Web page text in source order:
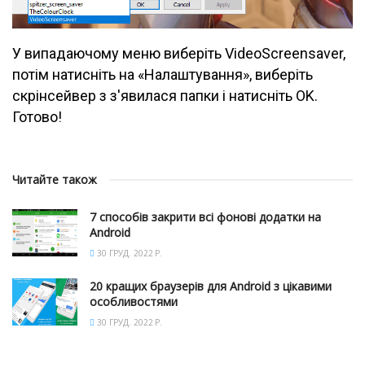
У випадаючому меню виберіть VideoScreensaver,
потім натисніть на «Налаштування», виберіть
скрінсейвер з з'явилася папки і натисніть OK.
Готово!
Читайте також
7 способів закрити всі фонові додатки на
Android
30 ГРУД. 2022 Р.
20 кращих браузерів для Android з цікавими
особливостями
30 ГРУД. 2022 Р.